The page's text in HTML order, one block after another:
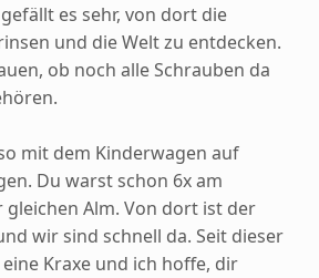
es sehr, von dort die
und die Welt zu entdecken.
ob noch alle Schrauben da
mit dem Kinderwagen auf
Du warst schon 6x am
gleichen Alm. Von dort ist der
wir sind schnell da. Seit dieser
Kraxe und ich hoffe, dir